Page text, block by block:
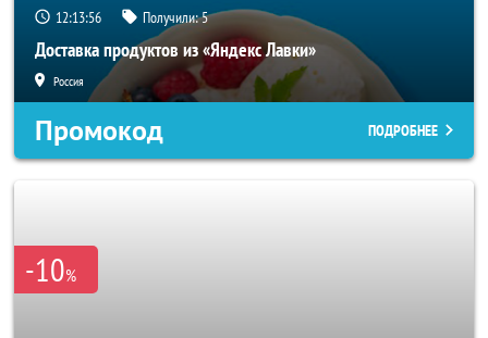
12:13:53 Получили:5
Доставка продуктов из «Яндекс Лавки»
Россия
Промокод ПОДРОБНЕЕ
-10%